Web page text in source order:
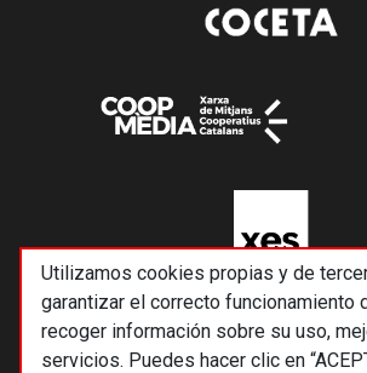
Utilizamos cookies propias y de
garantizar el correcto funcionamiento
recoger información sobre su uso,
servicios. Puedes hacer clic en